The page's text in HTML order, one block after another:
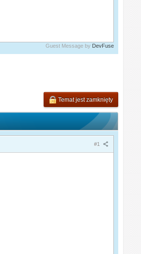
Guest Message by DevFuse
Temat jest zamknięty
#1